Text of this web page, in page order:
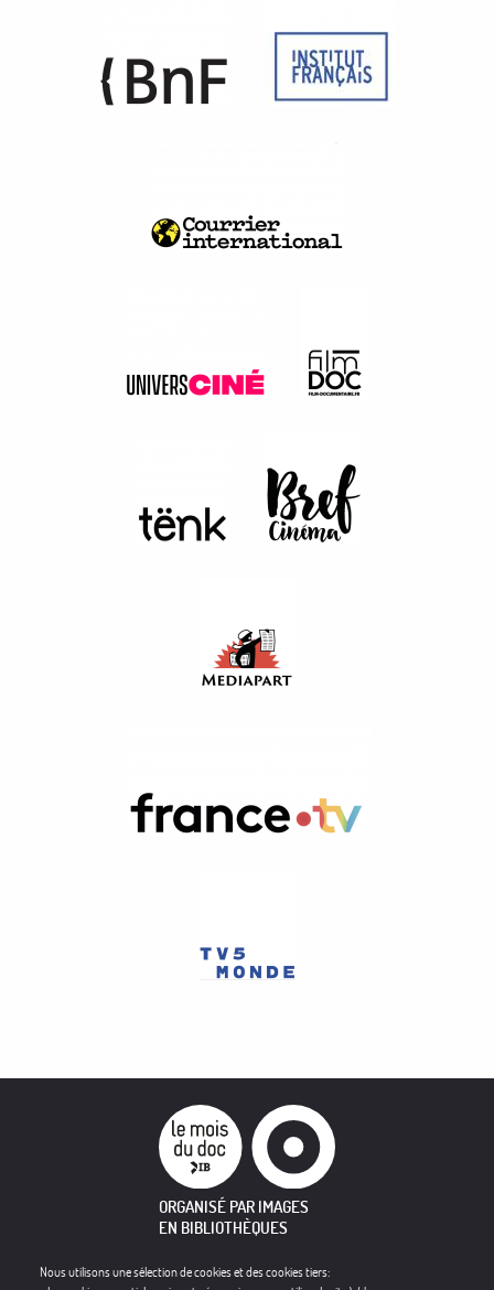
ORGANISÉ PAR IMAGES
EN BIBLIOTHÈQUES
À PROPOS PROGRAMME CONTACT
Nous utilisons une sélection de cookies et des cookies tiers: